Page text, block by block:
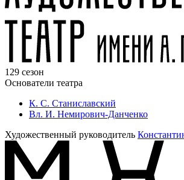
129 сезон
Основатели театра
К. С. Станиславский
Вл. И. Немирович-Данченко
Художественный руководитель